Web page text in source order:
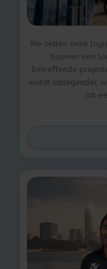
We zetten onze
bouwer een
betreffende
wordt uitdagender,
tot